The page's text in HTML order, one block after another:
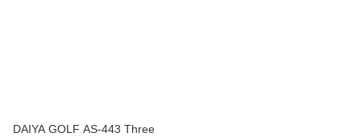
DAIYA GOLF AS-443 Three